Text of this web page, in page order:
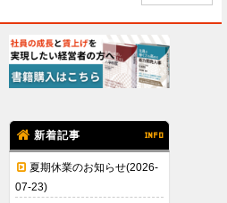
新着記事 INFO
夏期休業のお知らせ(2026-
07-23)